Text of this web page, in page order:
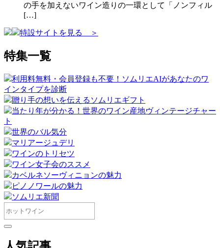
の手を加えないワイン造りの一環として「ノンフィル
[…]
特設サイトを見る ＞
特集一覧
利用料無料・会員登録も不要！ソムリエAIがあなたのワ
インタイプを診断
贈り手の想いを伝えるソムリエギフト
当たり年が分かる！世界のワイン産地ヴィンテージチャー
ト
世界のバル気分
マリアージュデリ
ワインのトリセツ
ワイン女子会のススメ
カベルネソーヴィニョンの魅力
ピノノワールの魅力
ソムリエ新聞